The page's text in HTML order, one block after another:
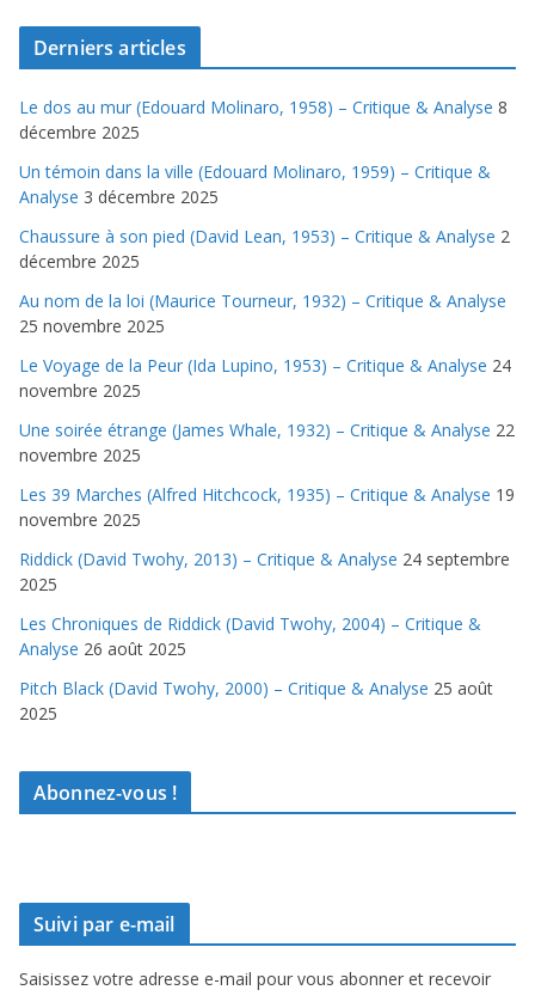
Derniers articles
Le dos au mur (Edouard Molinaro, 1958) – Critique & Analyse 8
décembre 2025
Un témoin dans la ville (Edouard Molinaro, 1959) – Critique &
Analyse 3 décembre 2025
Chaussure à son pied (David Lean, 1953) – Critique & Analyse 2
décembre 2025
Au nom de la loi (Maurice Tourneur, 1932) – Critique & Analyse
25 novembre 2025
Le Voyage de la Peur (Ida Lupino, 1953) – Critique & Analyse 24
novembre 2025
Une soirée étrange (James Whale, 1932) – Critique & Analyse 22
novembre 2025
Les 39 Marches (Alfred Hitchcock, 1935) – Critique & Analyse 19
novembre 2025
Riddick (David Twohy, 2013) – Critique & Analyse 24 septembre
2025
Les Chroniques de Riddick (David Twohy, 2004) – Critique &
Analyse 26 août 2025
Pitch Black (David Twohy, 2000) – Critique & Analyse 25 août
2025
Abonnez-vous !
Suivi par e-mail
Saisissez votre adresse e-mail pour vous abonner et recevoir